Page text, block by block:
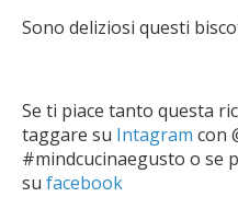
Sono deliziosi questi
Se ti piace tanto questa
taggare su Intagram con
#mindcucinaegusto o se
su facebook